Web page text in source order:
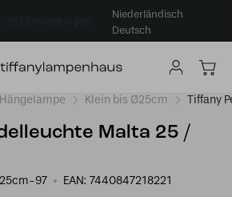
Niederländisch
Deutsch
Klein bis Ø25cm Tiffany
Malta 25 /
97 EAN: 7440847218221